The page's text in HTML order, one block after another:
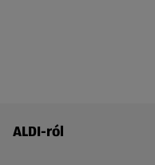
Láblécmenü - további
ALDI-ról